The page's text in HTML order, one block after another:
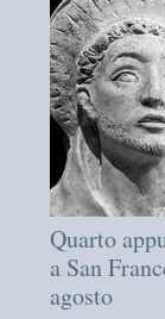
Quarto
a San
agosto